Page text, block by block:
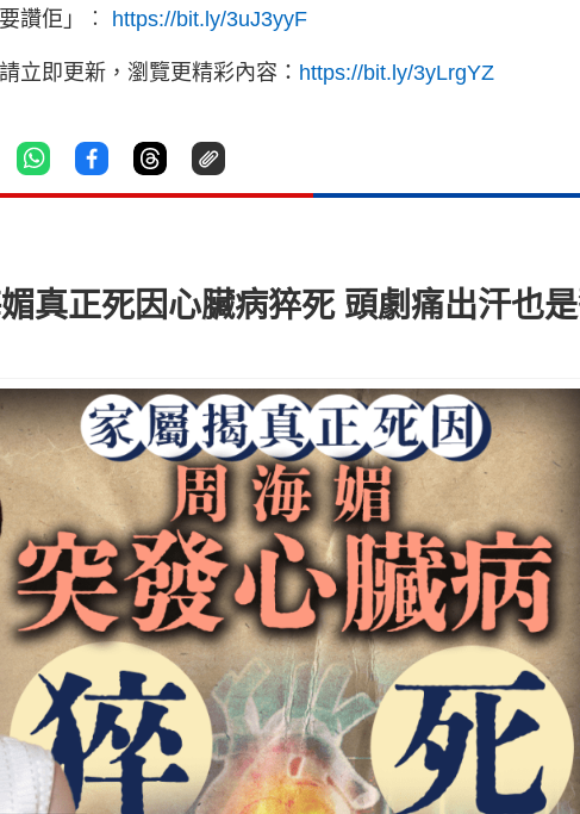
讚佢」︰ https://bit.ly/3uJ3yyF
立即更新，瀏覽更精彩內容： https://bit.ly/3yLrgYZ
真正死因心臟病猝死 頭劇痛出汗也